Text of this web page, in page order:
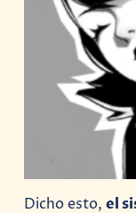
Dicho esto,el